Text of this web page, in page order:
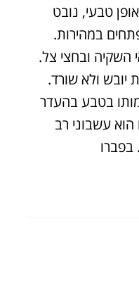
טבעי, נובט
במהירות.
השקיה ובחצי צל.
ולא שורד.
בטבע בהעדר
עשבוני רב